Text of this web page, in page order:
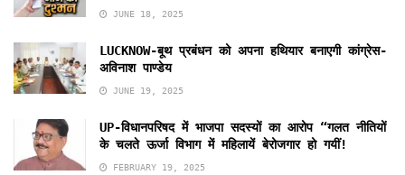
JUNE 18, 2025
LUCKNOW-बूथ प्रबंधन को अपना हथियार बनाएगी कांग्रेस-
अविनाश पाण्डेय
JUNE 19, 2025
UP-विधानपरिषद में भाजपा सदस्यों का आरोप “गलत नीतियों
के चलते ऊर्जा विभाग में महिलायें बेरोजगार हो गयीं!
FEBRUARY 19, 2025